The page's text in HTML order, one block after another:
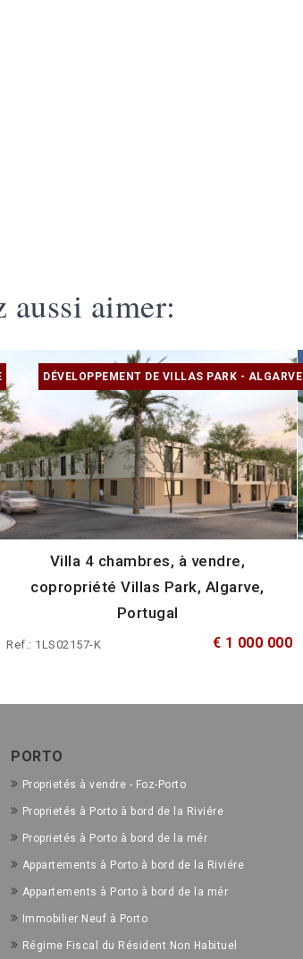
aussi aimer:
DÉVELOPPEMENT DE VILLAS PARK - ALGARVE
Villa 4 chambres, à vendre,
copropriété Villas Park, Algarve,
Portugal
Ref.: 1LS02157-K € 1 000 000
PORTO
Proprietés à vendre - Foz-Porto
Proprietés à Porto à bord de la Riviére
Proprietés à Porto à bord de la mér
Appartements à Porto à bord de la Riviére
Appartements à Porto à bord de la mér
Immobilier Neuf à Porto
Régime Fiscal du Résident Non Habituel